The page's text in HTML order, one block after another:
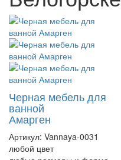
Черная мебель для
ванной
Амарген
Артикул: Vannaya-0031
любой цвет